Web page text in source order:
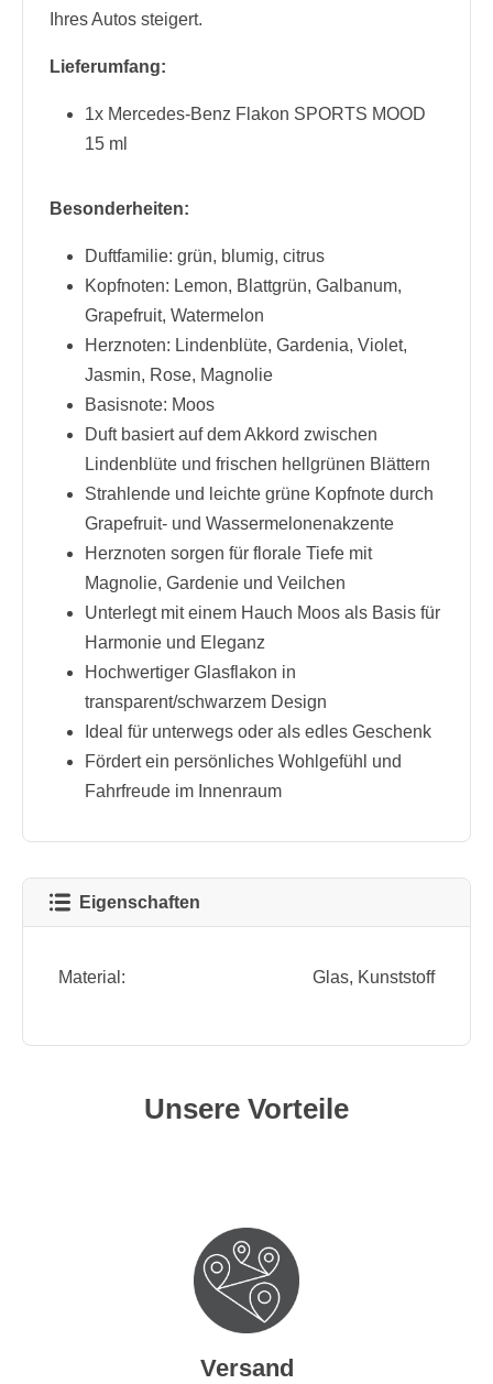
Ihres Autos steigert.
Lieferumfang:
1x Mercedes-Benz Flakon SPORTS MOOD
15 ml
Besonderheiten:
Duftfamilie: grün, blumig, citrus
Kopfnoten: Lemon, Blattgrün, Galbanum,
Grapefruit, Watermelon
Herznoten: Lindenblüte, Gardenia, Violet,
Jasmin, Rose, Magnolie
Basisnote: Moos
Duft basiert auf dem Akkord zwischen
Lindenblüte und frischen hellgrünen Blättern
Strahlende und leichte grüne Kopfnote durch
Grapefruit- und Wassermelonenakzente
Herznoten sorgen für florale Tiefe mit
Magnolie, Gardenie und Veilchen
Unterlegt mit einem Hauch Moos als Basis für
Harmonie und Eleganz
Hochwertiger Glasflakon in
transparent/schwarzem Design
Ideal für unterwegs oder als edles Geschenk
Fördert ein persönliches Wohlgefühl und
Fahrfreude im Innenraum
Eigenschaften
Material: Glas, Kunststoff
Unsere Vorteile
Versand